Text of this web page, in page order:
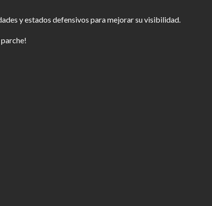
y estados defensivos para mejorar su visibilidad.